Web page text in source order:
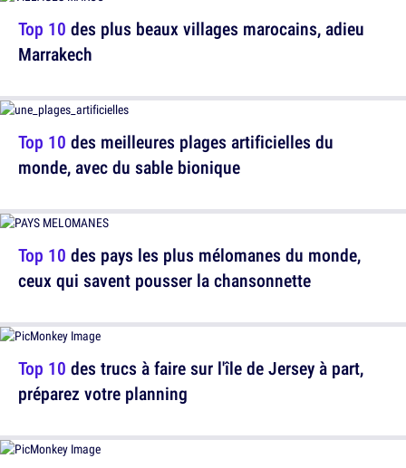
Top 10 des plus beaux villages marocains, adieu
Marrakech
Top 10 des pays les plus mélomanes du monde,
ceux qui savent pousser la chansonnette
Top 10 des meilleures plages artificielles du
monde, avec du sable bionique
Top 10 des trucs à faire sur l'île de Jersey à part,
préparez votre planning